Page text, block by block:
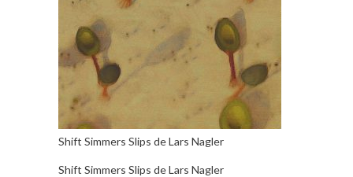
Shift Simmers Slips de Lars Nagler
Shift Simmers Slips de Lars Nagler